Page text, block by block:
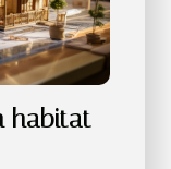
habitat